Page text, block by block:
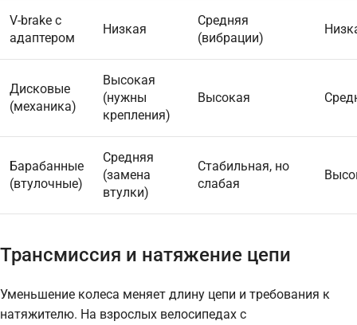
V-brake с
адаптером
Низкая
Средняя
(вибрации)
Дисковые
(механика)
Высокая
(нужны
крепления)
Высокая
Барабанные
(втулочные)
Средняя
(замена
втулки)
Стабильная, но
слабая
Трансмиссия и натяжение цепи
Уменьшение колеса меняет длину цепи и требования к
натяжителю. На взрослых велосипедах с